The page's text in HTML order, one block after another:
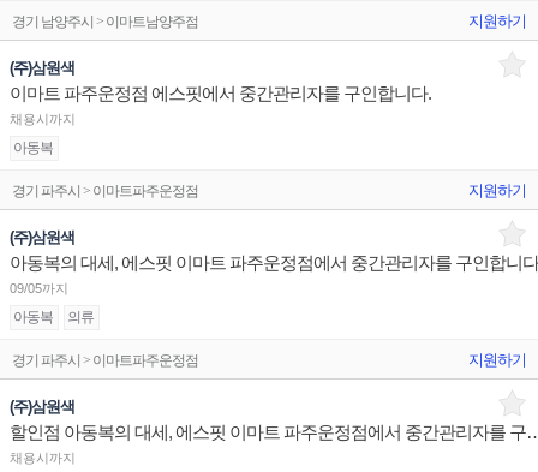
경기 남양주시 > 이마트남양주점 지원하기
(주)삼원색
이마트 파주운정점 에스핏에서 중간관리자를 구인합니다.
채용시까지
아동복
경기 파주시 > 이마트파주운정점 지원하기
(주)삼원색
아동복의 대세, 에스핏 이마트 파주운정점에서 중간관리자를 구인합니
09/05까지
아동복 의류
경기 파주시 > 이마트파주운정점 지원하기
(주)삼원색
할인점 아동복의 대세, 에스핏 이
채용시까지